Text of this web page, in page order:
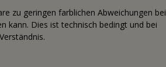
zu geringen farblichen Abweichungen bei
kann. Dies ist technisch bedingt und bei